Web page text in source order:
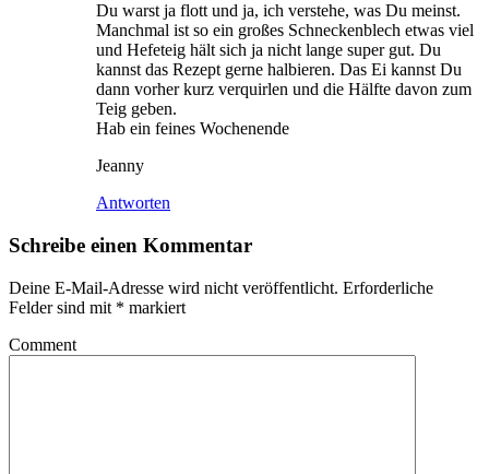
Du warst ja flott und ja, ich verstehe, was Du meinst.
Manchmal ist so ein großes Schneckenblech etwas viel
und Hefeteig hält sich ja nicht lange super gut. Du
kannst das Rezept gerne halbieren. Das Ei kannst Du
dann vorher kurz verquirlen und die Hälfte davon zum
Teig geben.
Hab ein feines Wochenende
Jeanny
Antworten
Schreibe einen Kommentar
Deine E-Mail-Adresse wird nicht veröffentlicht. Erforderliche
Felder sind mit * markiert
Comment